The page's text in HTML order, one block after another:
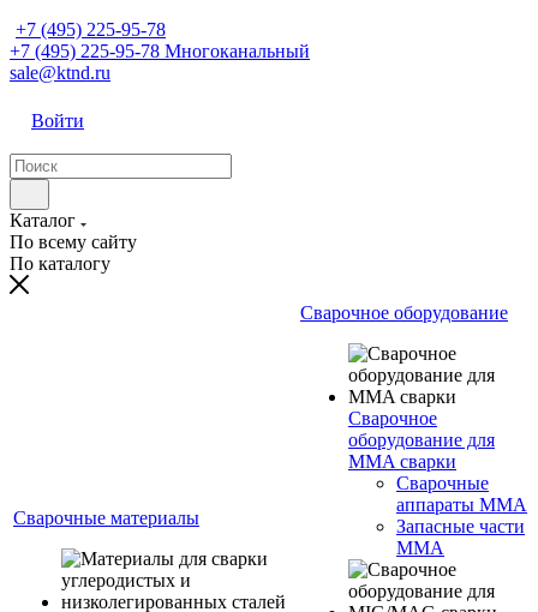
+7 (495) 225-95-78
+7 (495) 225-95-78 Многоканальный
sale@ktnd.ru
Войти
Каталог
По всему сайту
По каталогу
Сварочные материалы
Сварочное оборудование
Сварочное
оборудование для
MMA сварки
Сварочные
аппараты MMA
Запасные части
MMA